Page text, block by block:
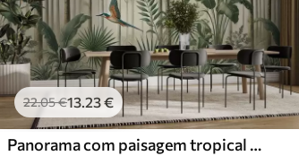
22.05€13.23€
Panorama com paisagem tropical e aves